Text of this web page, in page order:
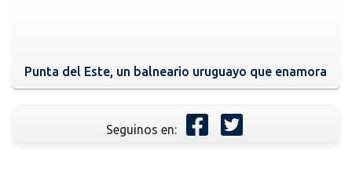
Punta del Este, un balneario uruguayo que enamora
Seguinos en: